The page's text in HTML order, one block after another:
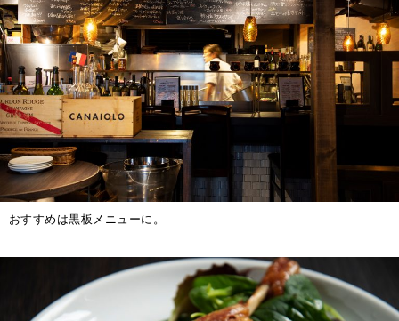
おすすめは黒板メニューに。